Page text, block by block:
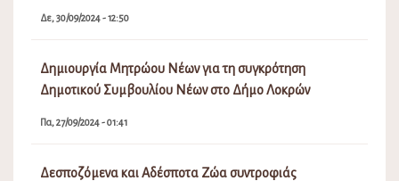
Δε, 30/09/2024 - 12:50
Δημιουργία Μητρώου Νέων για τη συγκρότηση
Δημοτικού Συμβουλίου Νέων στο Δήμο Λοκρών
Πα, 27/09/2024 - 01:41
Δεσποζόμενα και Αδέσποτα Ζώα συντροφιάς